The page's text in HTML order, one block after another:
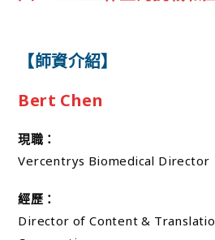
【師資介紹】
Bert Chen
現職：
Vercentrys Biomedical Director
經歷：
Director of Content &